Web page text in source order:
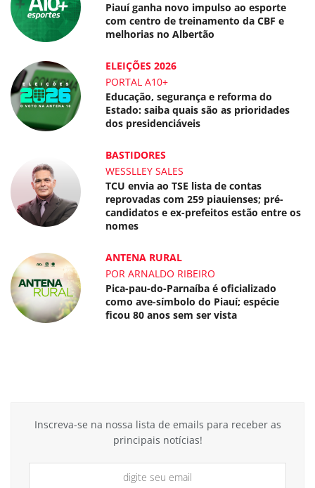
Piauí ganha novo impulso ao esporte
com centro de treinamento da CBF e
melhorias no Albertão
ELEIÇÕES 2026
PORTAL A10+
Educação, segurança e reforma do
Estado: saiba quais são as prioridades
dos presidenciáveis
BASTIDORES
WESSLLEY SALES
TCU envia ao TSE lista de contas
reprovadas com 259 piauienses; pré-
candidatos e ex-prefeitos estão entre os
nomes
ANTENA RURAL
POR ARNALDO RIBEIRO
Pica-pau-do-Parnaíba é oficializado
como ave-símbolo do Piauí; espécie
ficou 80 anos sem ser vista
Inscreva-se na nossa lista de emails para receber as
principais notícias!